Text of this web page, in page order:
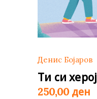
Денис Бојаров
Ти си херој
250,00 ден